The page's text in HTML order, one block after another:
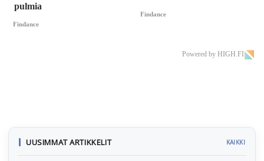
pulmia
Findance
Findance
Powered by HIGH.FI
UUSIMMAT ARTIKKELIT KAIKKI